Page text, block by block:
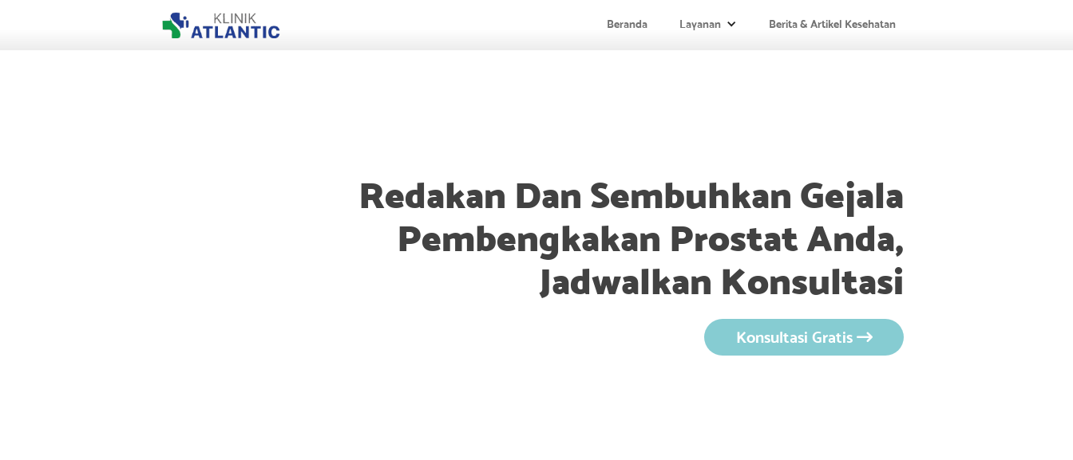
Beranda Layanan Berita & Artikel Kesehatan
Redakan Dan Sembuhkan Gejala
Pembengkakan Prostat Anda,
Jadwalkan Konsultasi
Konsultasi Gratis 